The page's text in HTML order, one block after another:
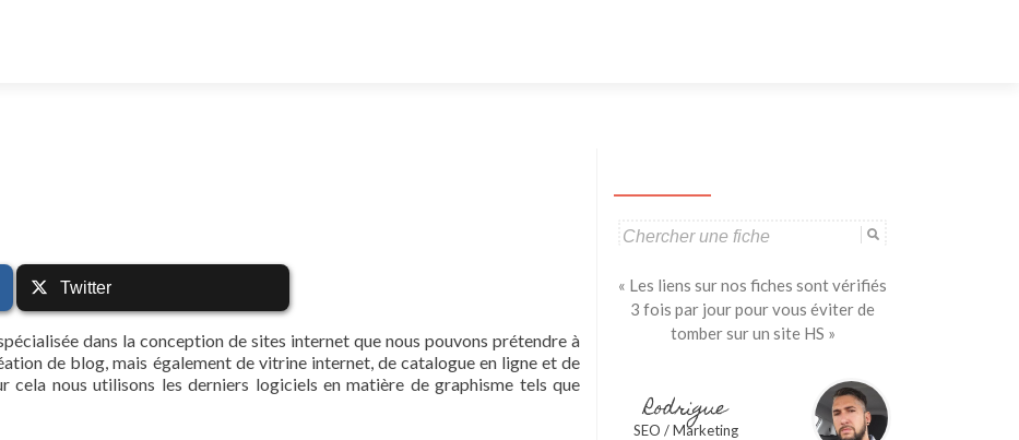
Twitter
dans la conception de sites internet que nous pouvons prétendre à
de blog, mais également de vitrine internet, de catalogue en ligne et de
cela nous utilisons les derniers logiciels en matière de graphisme tels que
Search
« Les liens sur nos fiches sont vérifiés
3 fois par jour pour vous éviter de
tomber sur un site HS »
Rodrigue
SEO / Marketing